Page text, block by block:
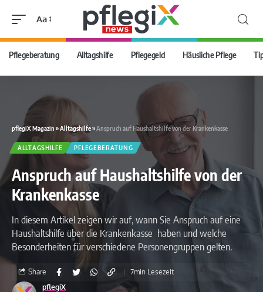
Aa
Pflegeberatung Alltagshilfe Pflegegeld Häusliche Pflege
pflegiX Magazin »Alltagshilfe» Anspruch auf Haushaltshilfe von der Krankenkasse
ALLTAGSHILFE PFLEGEBERATUNG
Anspruch auf Haushaltshilfe von der
Krankenkasse
In diesem Artikel zeigen wir auf, wann Sie Anspruch auf eine
Haushaltshilfe über die Krankenkasse haben und welche
Besonderheiten für verschiedene Personengruppen gelten.
pflegiX
Share 7min Lesezeit